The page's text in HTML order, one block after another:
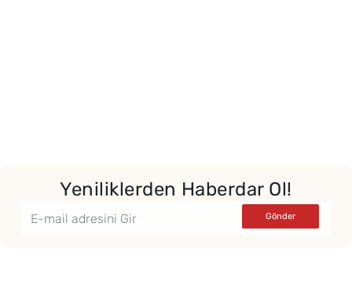
Yeniliklerden Haberdar Ol!